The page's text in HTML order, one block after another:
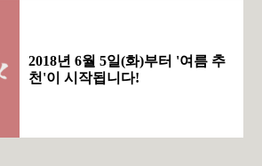
2018년 6월 5일(화)부터 '여름 추
천'이 시작됩니다!